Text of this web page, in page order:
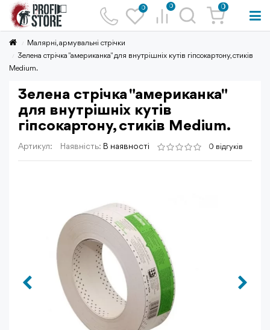
0 0 0
Малярні, армувальні стрічки
Зелена стрічка "американка" для внутрішніх кутів гіпсокартону, стиків
Medium.
Зелена стрічка "американка"
для внутрішніх кутів
гіпсокартону, стиків Medium.
Артикул: Наявність: В наявності 0 відгуків